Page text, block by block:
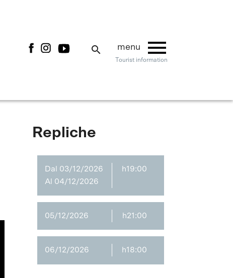
search menu menu
Tourist information
Repliche
Dal 03/12/2026
Al 04/12/2026
h19:00
05/12/2026 h21:00
06/12/2026 h18:00